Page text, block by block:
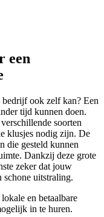
een
ook zelf kan? Een
tijd kunnen doen.
soorten
klusjes nodig zijn. De
die gesteld kunnen
Dankzij deze grote
zeker dat jouw
schone uitstraling.
en betaalbare
in te huren.